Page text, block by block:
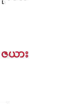
ယား